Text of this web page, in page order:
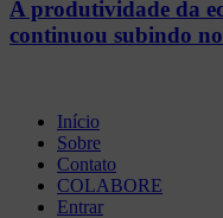
A produtividade da
continuou subindo
Início
Sobre
Contato
COLABORE
Entrar